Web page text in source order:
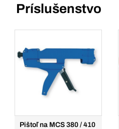
Príslušenstvo
Pištoľ na MCS 380 / 410